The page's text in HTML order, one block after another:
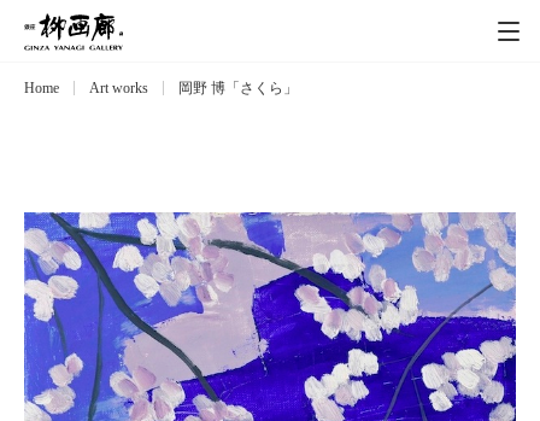
Exhibitions
Artists 作家
Art works 作品一覧
Catalog カタログ
Home Art works 岡野 博「さくら」